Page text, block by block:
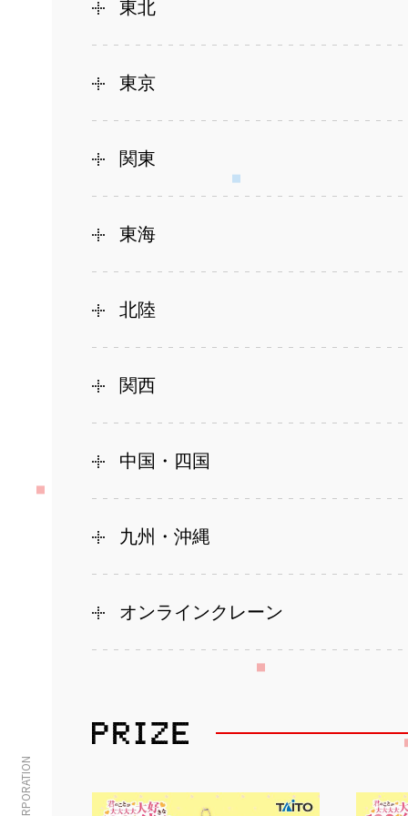
東北
東京
関東
東海
北陸
関西
中国・四国
九州・沖縄
オンラインクレーン